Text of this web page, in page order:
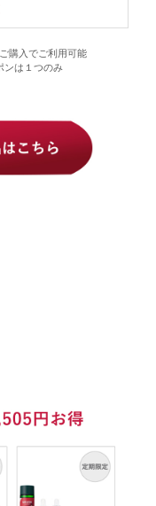
購入でご利用可能
ンは１つのみ